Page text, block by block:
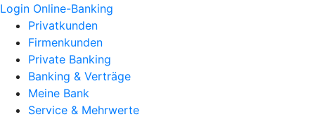
Login Online-Banking
Privatkunden
Firmenkunden
Private Banking
Banking & Verträge
Meine Bank
Service & Mehrwerte